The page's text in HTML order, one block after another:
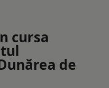
cursa
de